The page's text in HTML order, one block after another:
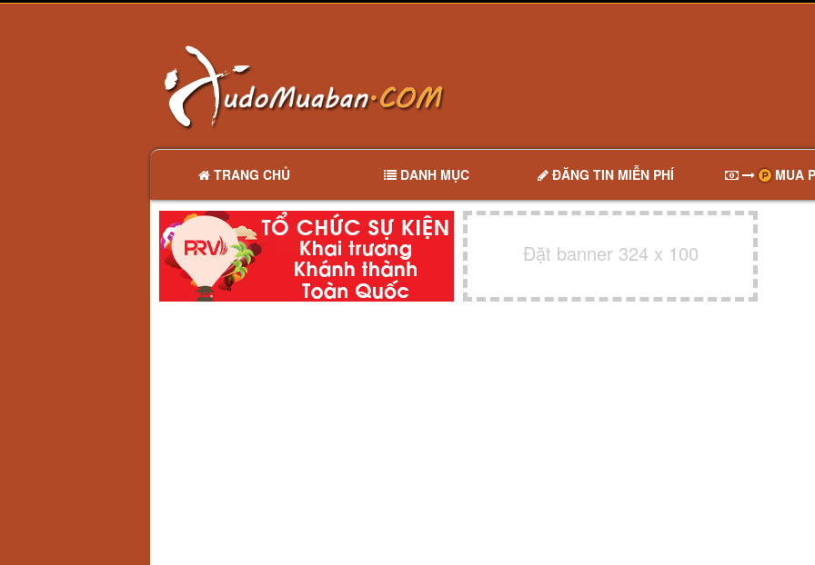
TRANG CHỦ DANH MỤC ĐĂNG TIN MIỄN PHÍ MUA
Đặt banner 324 x 100